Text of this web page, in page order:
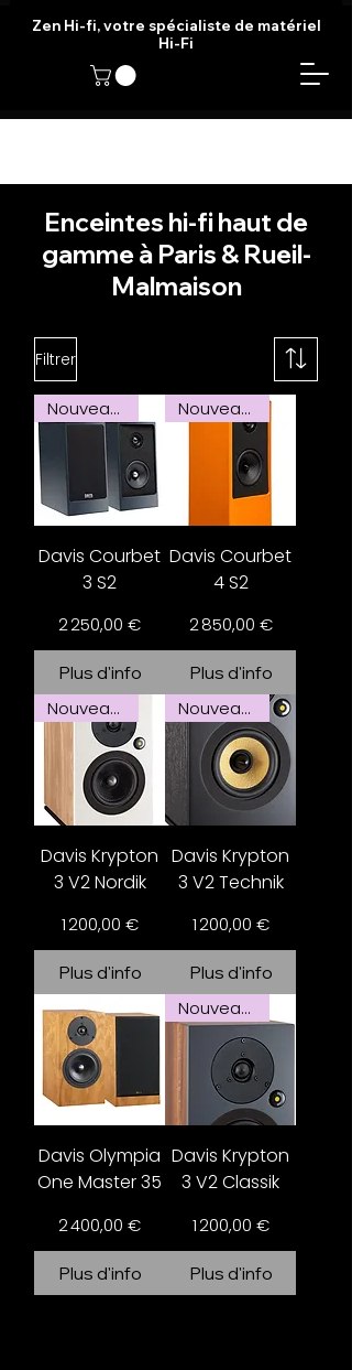
Zen Hi-fi, votre spécialiste de matériel
Hi-Fi
Enceintes hi-fi haut de
gamme à Paris & Rueil-
Malmaison
Filtrer
Nouveauté
Davis Courbet
3 S2
Prix
2 250,00 €
Plus d'info
Nouveauté
Davis Courbet
4 S2
Prix
2 850,00 €
Plus d'info
Nouveauté
Davis Krypton
3 V2 Nordik
Prix
1 200,00 €
Plus d'info
Nouveauté
Davis Krypton
3 V2 Technik
Prix
1 200,00 €
Plus d'info
Davis Olympia
One Master 35
Prix
2 400,00 €
Plus d'info
Nouveauté
Davis Krypton
3 V2 Classik
Prix
1 200,00 €
Plus d'info